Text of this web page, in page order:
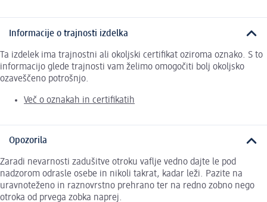
Informacije o trajnosti izdelka
Ta izdelek ima trajnostni ali okoljski certifikat oziroma oznako. S to
informacijo glede trajnosti vam želimo omogočiti bolj okoljsko
ozaveščeno potrošnjo.
Več o oznakah in certifikatih
Opozorila
Zaradi nevarnosti zadušitve otroku vaflje vedno dajte le pod
nadzorom odrasle osebe in nikoli takrat, kadar leži. Pazite na
uravnoteženo in raznovrstno prehrano ter na redno zobno nego
otroka od prvega zobka naprej.